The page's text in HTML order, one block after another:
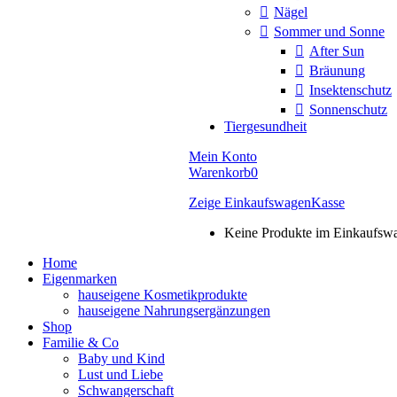
Nägel
Sommer und Sonne
After Sun
Bräunung
Insektenschutz
Sonnenschutz
Tiergesundheit
Mein Konto
Warenkorb0
Zeige EinkaufswagenKasse
Keine Produkte im
Home
Eigenmarken
hauseigene Kosmetikprodukte
hauseigene Nahrungsergänzungen
Shop
Familie & Co
Baby und Kind
Lust und Liebe
Schwangerschaft